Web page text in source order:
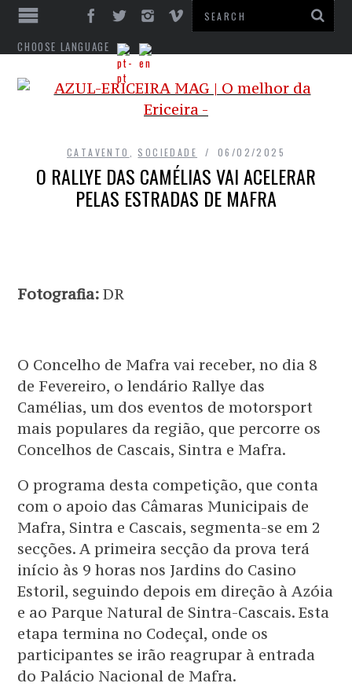
CHOOSE LANGUAGE
CATAVENTO SOCIEDADE 06/02/2025
O RALLYE DAS CAMÉLIAS VAI ACELERAR
PELAS ESTRADAS DE MAFRA
Fotografia: DR
O Concelho de Mafra vai receber, no dia 8
de Fevereiro, o lendário Rallye das
Camélias, um dos eventos de motorsport
mais populares da região, que percorre os
Concelhos de Cascais, Sintra e Mafra.
O programa desta competição, que conta
com o apoio das Câmaras Municipais de
Mafra, Sintra e Cascais, segmenta-se em 2
secções. A primeira secção da prova terá
início às 9 horas nos Jardins do Casino
Estoril, seguindo depois em direção à Azóia
e ao Parque Natural de Sintra-Cascais. Esta
etapa termina no Codeçal, onde os
participantes se irão reagrupar à entrada
do Palácio Nacional de Mafra.